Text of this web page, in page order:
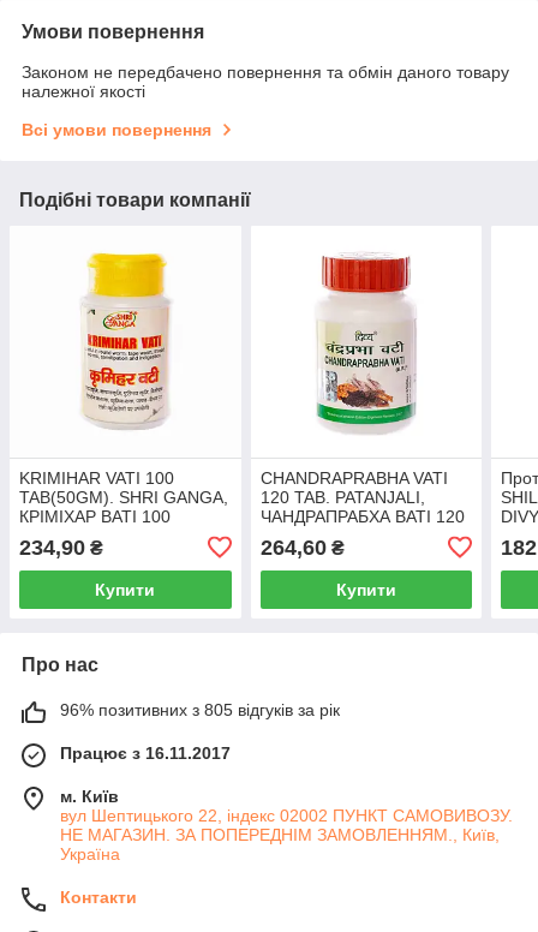
Умови повернення
Законом не передбачено повернення та обмін даного товару
належної якості
Всі умови повернення
Подібні товари компанії
KRIMIHAR VATI 100
TAB(50GM). SHRI GANGA,
КРІМІХАР ВАТІ 100
ТАБ(50ГРМ). ШРІ ГАНГА
234,90 ₴
Купити
CHANDRAPRABHA VATI
120 TAB. PATANJALI,
ЧАНДРАПРАБХА ВАТІ 120
264,60₴
Купити
Про нас
96% позитивних з 805 відгуків за рік
Працює з 16.11.2017
м. Київ
вул Шептицького 22, індекс 02002 ПУНКТ САМОВИВОЗУ.
НЕ МАГАЗИН. ЗА ПОПЕРЕДНІМ ЗАМОВЛЕННЯМ., Київ,
Україна
Контакти